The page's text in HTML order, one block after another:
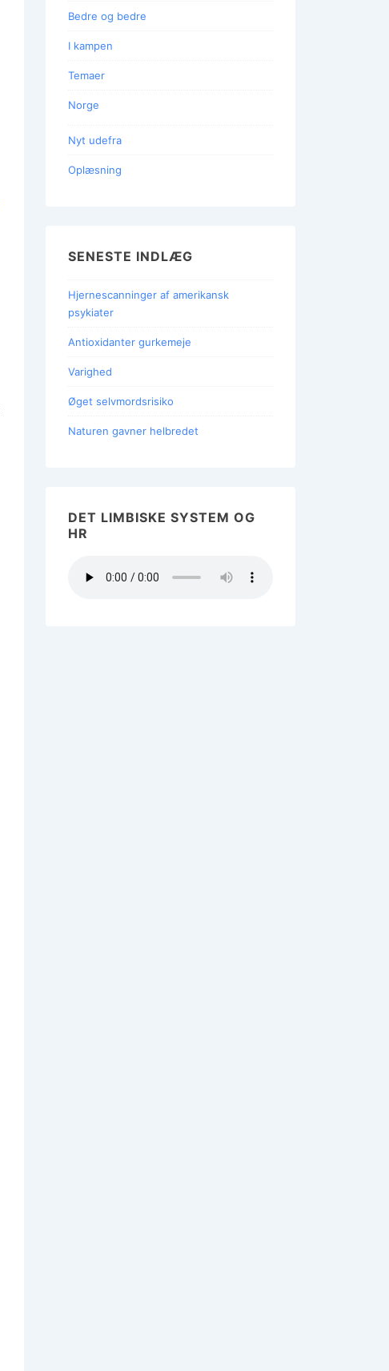
Bedre og bedre
I kampen
Temaer
Norge
Nyt udefra
Oplæsning
SENESTE INDLÆG
Hjernescanninger af amerikansk
psykiater
Antioxidanter gurkemeje
Varighed
Øget selvmordsrisiko
Naturen gavner helbredet
DET LIMBISKE SYSTEM OG
HR